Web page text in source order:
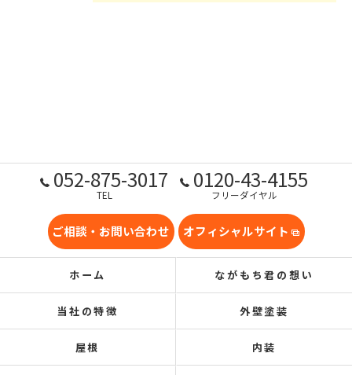
052-875-3017
TEL
0120-43-4155
フリーダイヤル
ご相談・お問い合わせ オフィシャルサイト
ホーム ながもち君の想い
当社の特徴 外壁塗装
屋根 内装